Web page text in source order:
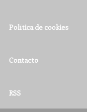
Política de cookies
Contacto
RSS